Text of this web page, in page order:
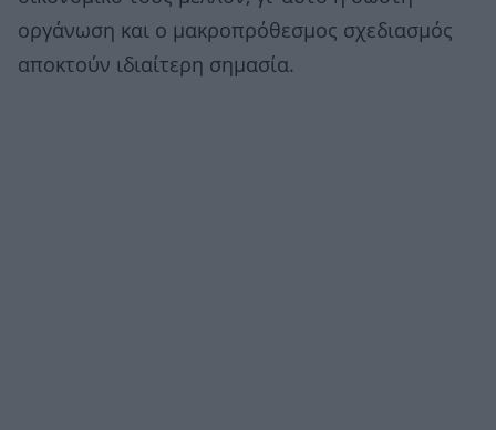
οργάνωση και ο μακροπρόθεσμος σχεδιασμός
αποκτούν ιδιαίτερη σημασία.